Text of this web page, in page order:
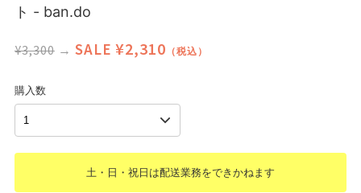
ト - ban.do
¥3,300→ SALE ¥2,310 （税込）
購入数
土・日・祝日は配送業務をできかねます